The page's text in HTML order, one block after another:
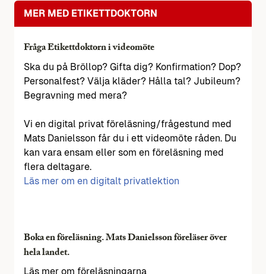
MER MED ETIKETTDOKTORN
Fråga Etikettdoktorn i videomöte
Ska du på Bröllop? Gifta dig? Konfirmation? Dop?
Personalfest? Välja kläder? Hålla tal? Jubileum?
Begravning med mera?
Vi en digital privat föreläsning/frågestund med
Mats Danielsson får du i ett videomöte råden. Du
kan vara ensam eller som en föreläsning med
flera deltagare.
Läs mer om en digitalt privatlektion
Boka en föreläsning. Mats Danielsson föreläser över
hela landet.
Läs mer om föreläsningarna